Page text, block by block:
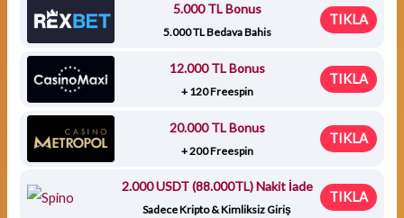
5.000 TL Bonus
5.000 TL Bedava Bahis
TIKLA
12.000 TL Bonus
+ 120 Freespin
TIKLA
20.000 TL Bonus
+ 200 Freespin
TIKLA
2.000 USDT (88.000TL) Nakit İade
Sadece Kripto & Kimliksiz Giriş
TIKLA